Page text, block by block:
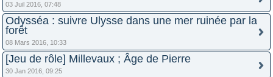
03 Juil 2016, 07:48
Odysséa : suivre Ulysse dans une mer ruinée par la
forêt
08 Mars 2016, 10:33
[Jeu de rôle] Millevaux ; Âge de Pierre
30 Jan 2016, 09:25